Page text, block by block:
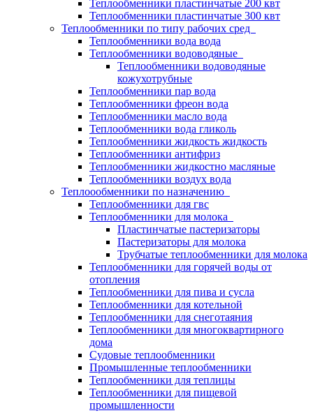
Теплообменники пластинчатые 200 квт
Теплообменники пластинчатые 300 квт
Теплообменники по типу рабочих сред
Теплообменники вода вода
Теплообменники водоводяные
Теплообменники водоводяные
кожухотрубные
Теплообменники пар вода
Теплообменники фреон вода
Теплообменники масло вода
Теплообменники вода гликоль
Теплообменники жидкость жидкость
Теплообменники антифриз
Теплообменники жидкостно масляные
Теплообменники воздух вода
Теплоообменники по назначению
Теплообменники для гвс
Теплообменники для молока
Пластинчатые пастеризаторы
Пастеризаторы для молока
Трубчатые теплообменники для молока
Теплообменники для горячей воды от
отопления
Теплообменники для пива и сусла
Теплообменники для котельной
Теплообменники для снеготаяния
Теплообменники для многоквартирного
дома
Судовые теплообменники
Промышленные теплообменники
Теплообменники для теплицы
Теплообменники для пищевой
промышленности